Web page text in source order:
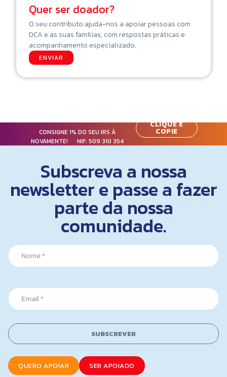
Quer ser doador?
O seu contributo ajuda-nos a apoiar pessoas com
DCA e as suas famílias, com respostas práticas e
acompanhamento especializado.
ENVIAR
CONSIGNE 1% DO SEU IRS À
NOVAMENTE! NIF:509 310 354
CLIQUE E
COPIE
Subscreva a nossa
newsletter e passe a fazer
parte da nossa
comunidade.
N
a
N
a
m
N
a
m
E
m
a
l
*
SUBSCREVER
QUERO APOIAR SER APOIADO